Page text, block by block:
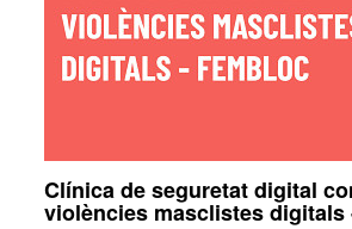
Clínica de seguretat digital
violències masclistes digitals